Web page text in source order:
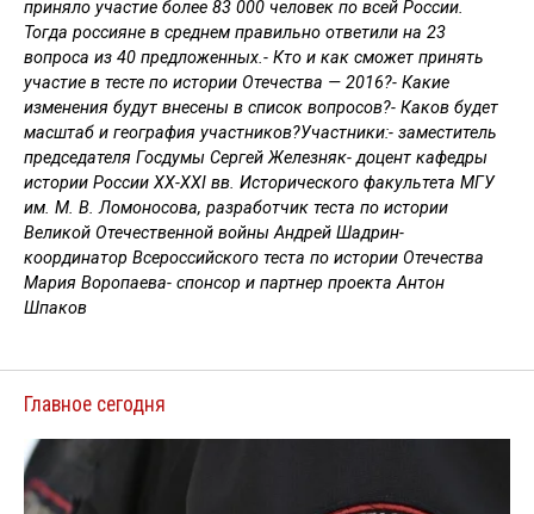
приняло участие более 83 000 человек по всей России.
Тогда россияне в среднем правильно ответили на 23
вопроса из 40 предложенных.- Кто и как сможет принять
участие в тесте по истории Отечества — 2016?- Какие
изменения будут внесены в список вопросов?- Каков будет
масштаб и география участников?Участники:- заместитель
председателя Госдумы Сергей Железняк- доцент кафедры
истории России ХХ-ХХI вв. Исторического факультета МГУ
им. М. В. Ломоносова, разработчик теста по истории
Великой Отечественной войны Андрей Шадрин-
координатор Всероссийского теста по истории Отечества
Мария Воропаева- спонсор и партнер проекта Антон
Шпаков
Главное сегодня